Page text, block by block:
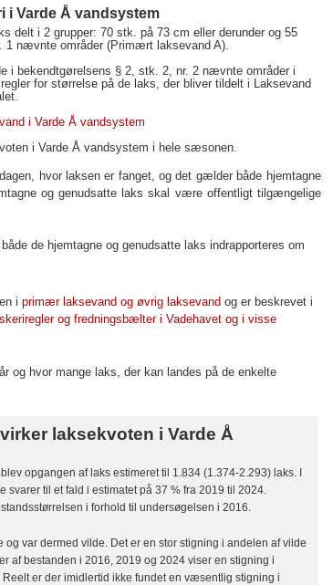
i Varde Å vandsystem
delt i 2 grupper: 70 stk. på 73 cm eller derunder og 55
1 nævnte områder (Primært laksevand A).
i bekendtgørelsens § 2, stk. 2, nr. 2 nævnte områder i
for størrelse på de laks, der bliver tildelt i Laksevand
i Varde Å vandsystem
i Varde Å vandsystem i hele sæsonen.
hvor laksen er fanget, og det gælder både hjemtagne
og genudsatte laks skal være offentligt tilgængelige
de hjemtagne og genudsatte laks indrapporteres om
i primær laksevand og øvrig laksevand og er beskrevet i
og fredningsbælter i Vadehavet og i visse
og hvor mange laks, der kan landes på de enkelte
laksekvoten i Varde Å
opgangen af laks estimeret til 1.834 (1.374-2.293) laks. I
til et fald i estimatet på 37 % fra 2019 til 2024.
i forhold til undersøgelsen i 2016.
var dermed vilde. Det er en stor stigning i andelen af vilde
af bestanden i 2016, 2019 og 2024 viser en stigning i
er der imidlertid ikke fundet en væsentlig stigning i